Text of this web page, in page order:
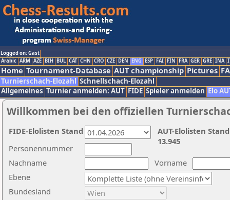
Logged on: Gast
Arabic ARM AZE BIH BUL CAT CHN CRO CZE DEN ENG ESP FAI FIN FRA GER GRE INA
Home Tournament-Database AUT championship Pictures
Turnierschach-Elozahl Schnellschach-Elozahl
Allgemeines Turnier anmelden: AUT FIDE Spieler anmelden Elo
Willkommen bei den offiziellen
Nachname
Vorname
Ebene
Personennummer
Bundesland
AUT-Elolisten
13.945
FIDE-Elolisten Stand